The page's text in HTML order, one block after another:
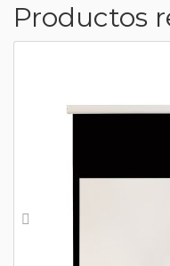
Productos